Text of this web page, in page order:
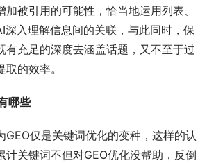
被引用的可能性，恰当地运用列表、
深入理解信息间的关联，与此同时，保
有充足的深度去涵盖话题，又不至于过
的效率。
哪些
GEO仅是关键词优化的变种，这样的认
计关键词不但对GEO优化没帮助，反倒